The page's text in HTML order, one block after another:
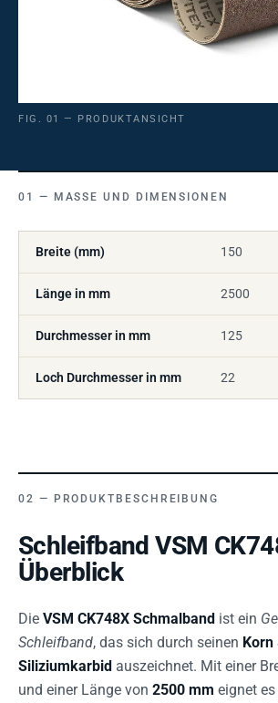
FIG. 01 — PRODUKTANSICHT
MASSE UND DIMENSIONEN
Breite (mm) 150
Länge in mm 2500
Durchmesser in mm 125
Loch Durchmesser in mm 22
PRODUKTBESCHREIBUNG
Schleifband VSM
Überblick
Die VSM CK748X Schmalband ist ein
Schleifband, das sich durch seinen Korn
Siliziumkarbid auszeichnet. Mit einer
und einer Länge von 2500 mm eignet